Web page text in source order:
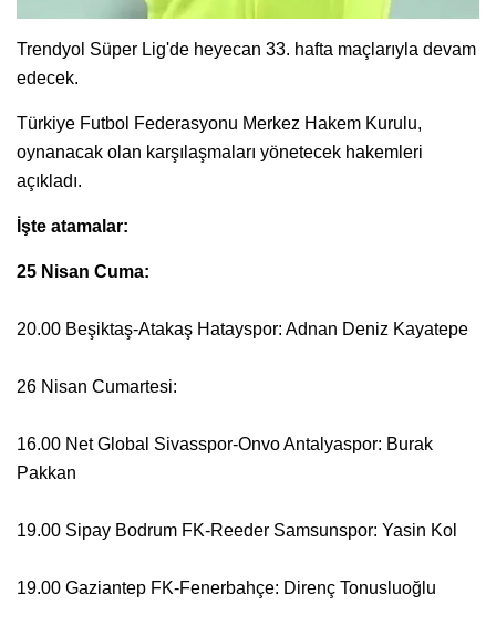
Trendyol Süper Lig'de heyecan 33. hafta maçlarıyla devam
edecek.
Türkiye Futbol Federasyonu Merkez Hakem Kurulu,
oynanacak olan karşılaşmaları yönetecek hakemleri
açıkladı.
İşte atamalar:
25 Nisan Cuma:
20.00 Beşiktaş-Atakaş Hatayspor: Adnan Deniz Kayatepe
26 Nisan Cumartesi:
16.00 Net Global Sivasspor-Onvo Antalyaspor: Burak
Pakkan
19.00 Sipay Bodrum FK-Reeder Samsunspor: Yasin Kol
19.00 Gaziantep FK-Fenerbahçe: Direnç Tonusluoğlu